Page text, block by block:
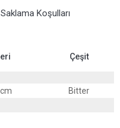
Saklama Koşulları
Çeşit
Bitter